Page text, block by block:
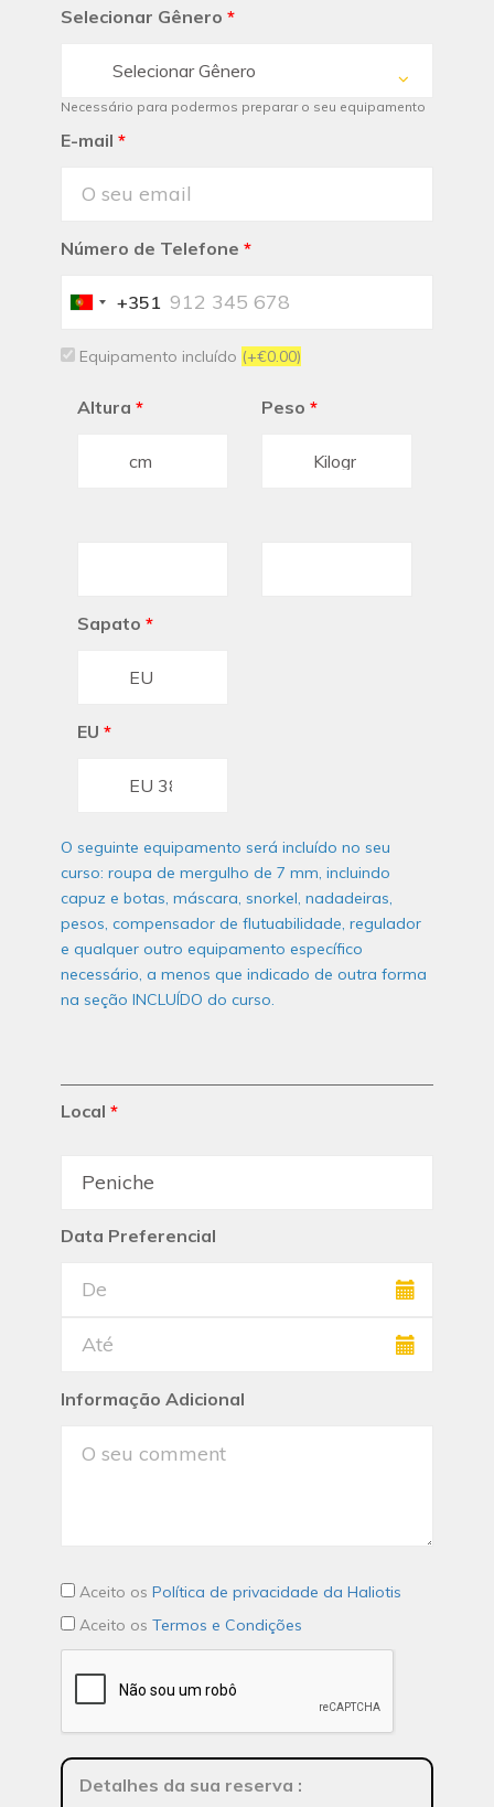
Selecionar Gênero *
Selecionar Gênero
Necessário para podermos preparar o seu equipamento
E-mail *
Número de Telefone *
Portugal
+351
Equipamento incluído (+€0.00)
Altura * Peso *
Sapato *
EU *
O seguinte equipamento será incluído no seu
curso: roupa de mergulho de 7 mm, incluindo
capuz e botas, máscara, snorkel, nadadeiras,
pesos, compensador de flutuabilidade, regulador
e qualquer outro equipamento específico
necessário, a menos que indicado de outra forma
na seção INCLUÍDO do curso.
Local *
Data Preferencial
Informação Adicional
Aceito os Política de privacidade da Haliotis
Aceito os Termos e Condições
Detalhes da sua reserva :